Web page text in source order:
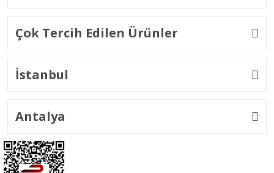
Çok Tercih Edilen Ürünler
İstanbul
Antalya